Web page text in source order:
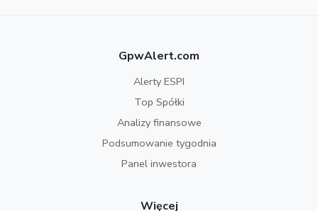
GpwAlert.com
Alerty ESPI
Top Spółki
Analizy finansowe
Podsumowanie tygodnia
Panel inwestora
Więcej